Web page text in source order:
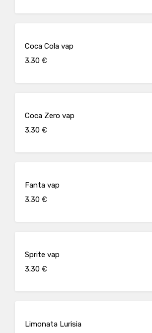
Coca Cola vap
3.30 €
Coca Zero vap
3.30 €
Fanta vap
3.30 €
Sprite vap
3.30 €
Limonata Lurisia